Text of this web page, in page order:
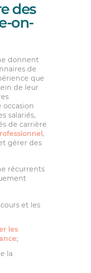
des
on-
donnent
de
que
de leur
salariés,
de carrière
,
gérer des
récurrents
et les
les
;
la